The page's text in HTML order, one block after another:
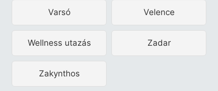
Varsó Velence
Wellness utazás Zadar
Zakynthos